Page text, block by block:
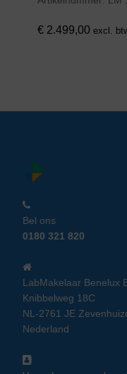
€ 2.499,00 excl.
Bel ons
0180 321 820
LabMakelaar Benelux
Knibbelweg 18C
NL-2761 JE
Nederland